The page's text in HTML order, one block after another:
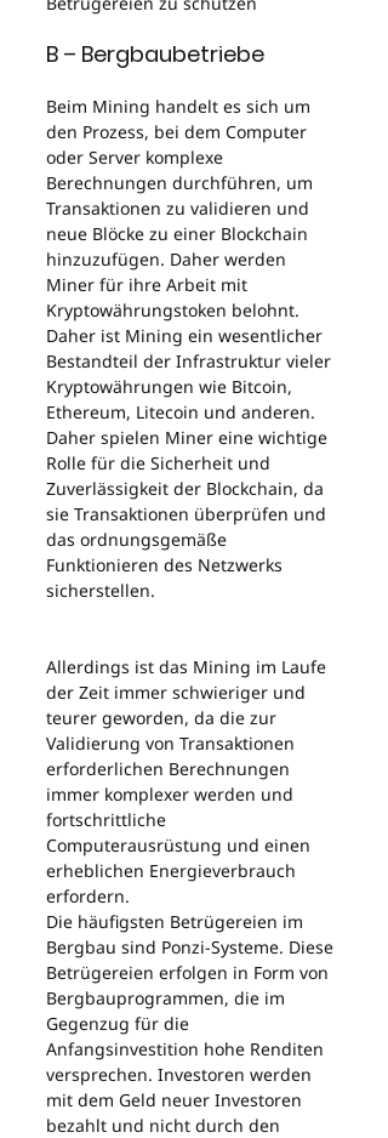
B – Bergbaubetriebe
Beim Mining handelt es sich um
den Prozess, bei dem Computer
oder Server komplexe
Berechnungen durchführen, um
Transaktionen zu validieren und
neue Blöcke zu einer Blockchain
hinzuzufügen. Daher werden
Miner für ihre Arbeit mit
Kryptowährungstoken belohnt.
Daher ist Mining ein wesentlicher
Bestandteil der Infrastruktur vieler
Kryptowährungen wie Bitcoin,
Ethereum, Litecoin und anderen.
Daher spielen Miner eine wichtige
Rolle für die Sicherheit und
Zuverlässigkeit der Blockchain, da
sie Transaktionen überprüfen und
das ordnungsgemäße
Funktionieren des Netzwerks
sicherstellen.
Allerdings ist das Mining im Laufe
der Zeit immer schwieriger und
teurer geworden, da die zur
Validierung von Transaktionen
erforderlichen Berechnungen
immer komplexer werden und
fortschrittliche
Computerausrüstung und einen
erheblichen Energieverbrauch
erfordern.
Die häufigsten Betrügereien im
Bergbau sind Ponzi-Systeme. Diese
Betrügereien erfolgen in Form von
Bergbauprogrammen, die im
Gegenzug für die
Anfangsinvestition hohe Renditen
versprechen. Investoren werden
mit dem Geld neuer Investoren
bezahlt und nicht durch den